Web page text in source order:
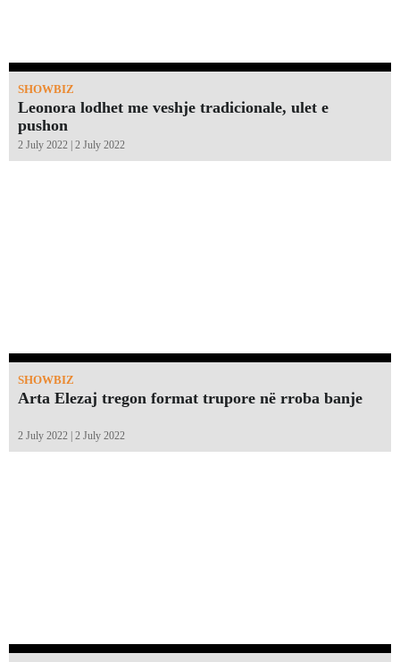
SHOWBIZ
Leonora lodhet me veshje tradicionale, ulet e
pushon
2 July 2022 | 2 July 2022
SHOWBIZ
Arta Elezaj tregon format trupore në rroba banje
2 July 2022 | 2 July 2022